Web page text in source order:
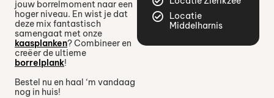
jouw borrelmoment naar een
hoger niveau. En wist je dat
deze mix fantastisch
samengaat met onze
kaasplanken? Combineer en
creëer de ultieme
borrelplank!
Bestel nu en haal ‘m vandaag
nog in huis!
Locatie
Middelharnis